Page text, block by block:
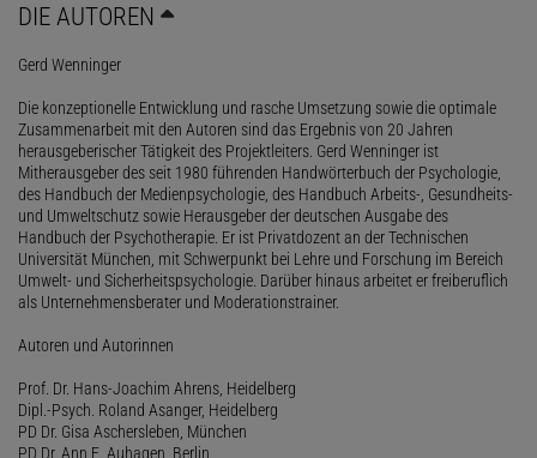
DIE AUTOREN
Gerd Wenninger
Die konzeptionelle Entwicklung und rasche Umsetzung sowie die optimale
Zusammenarbeit mit den Autoren sind das Ergebnis von 20 Jahren
herausgeberischer Tätigkeit des Projektleiters. Gerd Wenninger ist
Mitherausgeber des seit 1980 führenden Handwörterbuch der Psychologie,
des Handbuch der Medienpsychologie, des Handbuch Arbeits-, Gesundheits-
und Umweltschutz sowie Herausgeber der deutschen Ausgabe des
Handbuch der Psychotherapie. Er ist Privatdozent an der Technischen
Universität München, mit Schwerpunkt bei Lehre und Forschung im Bereich
Umwelt- und Sicherheitspsychologie. Darüber hinaus arbeitet er freiberuflich
als Unternehmensberater und Moderationstrainer.
Autoren und Autorinnen
Prof. Dr. Hans-Joachim Ahrens, Heidelberg
Dipl.-Psych. Roland Asanger, Heidelberg
PD Dr. Gisa Aschersleben, München
PD Dr. Ann E. Auhagen, Berlin